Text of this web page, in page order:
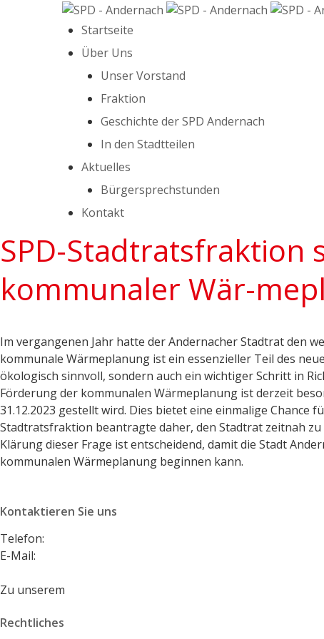
Startseite
Über Uns
Unser Vorstand
Fraktion
Geschichte der SPD Andernach
In den Stadtteilen
Aktuelles
Bürgersprechstunden
Kontakt
SPD-Stadtratsfraktion
kommunaler Wär-
Im vergangenen Jahr hatte der Andernacher Stadtrat den
kommunale Wärmeplanung ist ein essenzieller Teil des
ökologisch sinnvoll, sondern auch ein wichtiger Schritt in
Förderung der kommunalen Wärmeplanung ist derzeit
31.12.2023 gestellt wird. Dies bietet eine einmalige Chance
Stadtratsfraktion beantragte daher, den Stadtrat zeitnah
Klärung dieser Frage ist entscheidend, damit die Stadt
kommunalen Wärmeplanung beginnen kann.
Kontaktieren Sie uns
Telefon:
E-Mail:
Zu unserem
Rechtliches